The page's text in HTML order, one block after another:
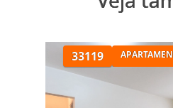
Perfeito para quem
Higienópolis com
33119